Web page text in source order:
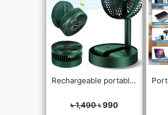
Rechargeable portable Telescopic Table Fan
৳ 1,490৳ 990